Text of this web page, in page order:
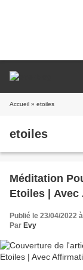
Accueil » etoiles
etoiles
Méditation
Etoiles |
Publié le 23/04/2022
Par Evy